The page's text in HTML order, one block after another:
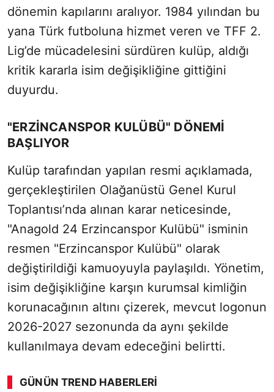
dönemin kapılarını aralıyor. 1984 yılından bu
yana Türk futboluna hizmet veren ve TFF 2.
Lig’de mücadelesini sürdüren kulüp, aldığı
kritik kararla isim değişikliğine gittiğini
duyurdu.
"ERZINCANSPOR KULÜBÜ" DÖNEMI
BAŞLIYOR
Kulüp tarafından yapılan resmi açıklamada,
gerçekleştirilen Olağanüstü Genel Kurul
Toplantısı’nda alınan karar neticesinde,
"Anagold 24 Erzincanspor Kulübü" isminin
resmen "Erzincanspor Kulübü" olarak
değiştirildiği kamuoyuyla paylaşıldı. Yönetim,
isim değişikliğine karşın kurumsal kimliğin
korunacağının altını çizerek, mevcut logonun
2026-2027 sezonunda da aynı şekilde
kullanılmaya devam edeceğini belirtti.
GÜNÜN TREND HABERLERI